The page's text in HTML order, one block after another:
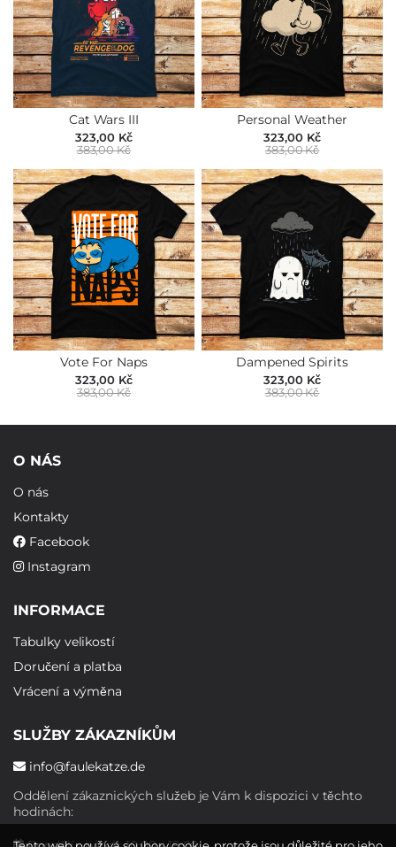
Cat Wars III
323,00 Kč
383,00 Kč
Personal Weather
323,00 Kč
383,00 Kč
Vote For Naps
323,00 Kč
383,00 Kč
Dampened Spirits
323,00 Kč
383,00 Kč
O NÁS
O nás
Kontakty
Facebook
Instagram
INFORMACE
Tabulky velikostí
Doručení a platba
Vrácení a výměna
SLUŽBY ZÁKAZNÍKŮM
info@faulekatze.de
Oddělení zákaznických služeb je Vám k dispozici v těchto
hodinách: